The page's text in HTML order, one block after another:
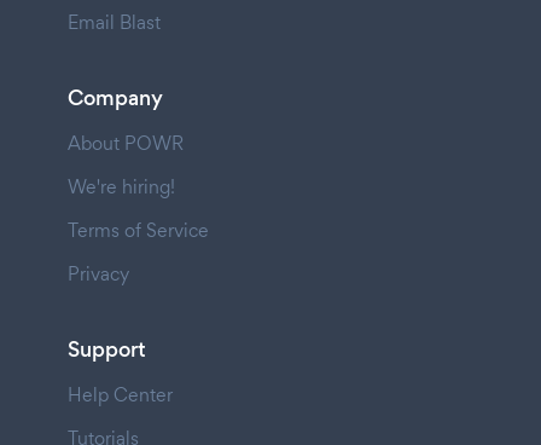
Email Blast
Company
About POWR
We're hiring!
Terms of Service
Privacy
Support
Help Center
Tutorials